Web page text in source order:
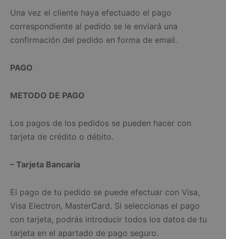
Una vez el cliente haya efectuado el pago
correspondiente al pedido se le enviará una
confirmación del pedido en forma de email.
PAGO
METODO DE PAGO
Los pagos de los pedidos se pueden hacer con
tarjeta de crédito o débito.
– Tarjeta Bancaria
El pago de tu pedido se puede efectuar con Visa,
Visa Electron, MasterCard. Si seleccionas el pago
con tarjeta, podrás introducir todos los datos de tu
tarjeta en el apartado de pago seguro.